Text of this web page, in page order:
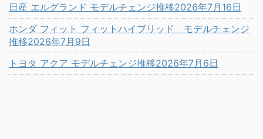
日産 エルグランド モデルチェンジ推移2026年7月16日
ホンダ フィット フィットハイブリッド モデルチェンジ
推移2026年7月9日
トヨタ アクア モデルチェンジ推移2026年7月6日